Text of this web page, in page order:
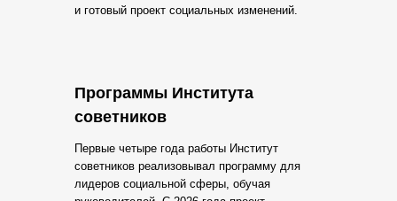
Программы Института
советников
и готовый проект социальных изменений.
Первые четыре года работы Институт
советников реализовывал программу для
лидеров социальной сферы, обучая